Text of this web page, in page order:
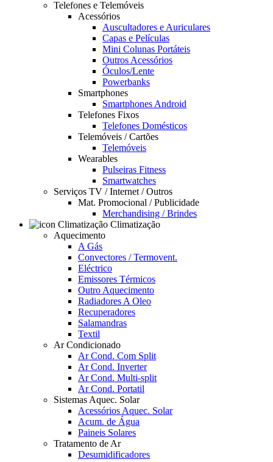
Telefones e Telemóveis
Acessórios
Auscultadores e Auriculares
Capas e Películas
Mini Colunas Portáteis
Outros Acessórios
Óculos/Lente
Powerbanks
Smartphones
Smartphones Android
Telefones Fixos
Telefones Domésticos
Telemóveis / Cartões
Telemóveis
Wearables
Pulseiras Fitness
Smartwatches
Serviços TV / Internet / Outros
Mat. Promocional / Publicidade
Merchandising / Brindes
Climatização
Aquecimento
A Gás
Convectores / Termovent.
Eléctrico
Emissores Térmicos
Outro Aquecimento
Radiadores A Oleo
Recuperadores
Salamandras
Textil
Ar Condicionado
Ar Cond. Com Split
Ar Cond. Inverter
Ar Cond. Multi-split
Ar Cond. Portatil
Sistemas Aquec. Solar
Acessórios Aquec. Solar
Acum. de Água
Paineis Solares
Tratamento de Ar
Desumidificadores